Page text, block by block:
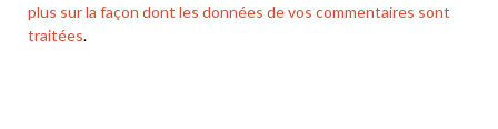
plus sur la façon dont les données de vos commentaires sont
traitées.